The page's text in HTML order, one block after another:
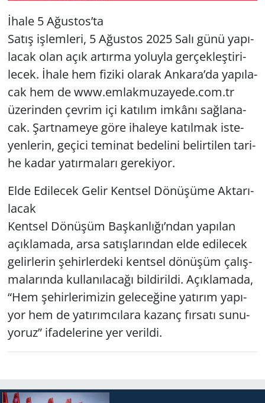
İhale 5 Ağus­tos’ta
Satış iş­lem­le­ri, 5 Ağus­tos 2025 Salı günü ya­pı­
la­cak olan açık ar­tır­ma yo­luy­la ger­çek­leş­ti­ri­
lecek. İhale hem fi­zi­ki ola­rak An­ka­ra’da ya­pı­la­
cak hem de www.​em­lak­mu­za­ye­de.​com.​tr
üze­rin­den çev­rim içi ka­tı­lım im­kâ­nı sağ­la­na­
cak. Şart­na­me­ye göre iha­le­ye ka­tıl­mak is­te­
yen­le­rin, ge­çi­ci te­mi­nat be­de­li­ni be­lir­ti­len ta­ri­
he kadar ya­tır­ma­la­rı ge­re­ki­yor.
Elde Edi­lecek Gelir Kent­sel Dö­nü­şü­me Ak­ta­rı­
la­cak
Kent­sel Dö­nü­şüm Baş­kan­lı­ğı’ndan ya­pı­lan
açık­la­ma­da, arsa sa­tış­la­rın­dan elde edi­lecek
ge­lir­le­rin şe­hir­ler­de­ki kent­sel dö­nü­şüm ça­lış­
ma­la­rın­da kul­la­nı­la­ca­ğı bil­di­ril­di. Açık­la­ma­da,
“Hem şe­hir­le­ri­mi­zin ge­le­ce­ği­ne ya­tı­rım ya­pı­
yor hem de ya­tı­rım­cı­la­ra ka­zanç fır­sa­tı su­nu­
yo­ruz” ifa­de­le­ri­ne yer ve­ril­di.